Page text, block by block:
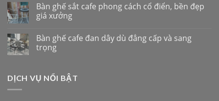
Bàn ghế sắt cafe phong cách cổ điển, bền đẹp
giá xưởng
Bàn ghế cafe đan dây dù đẳng cấp và sang
trọng
DỊCH VỤ NỔI BẬT